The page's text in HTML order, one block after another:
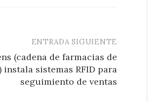
ENTRADA SIGUIENTE
(cadena de farmacias de
instala sistemas RFID para
seguimiento de ventas